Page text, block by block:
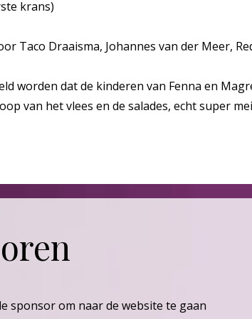
krans)
Taco Draaisma, Johannes van der Meer,
worden dat de kinderen van Fenna en
van het vlees en de salades, echt super
sponsor om naar de website te gaan